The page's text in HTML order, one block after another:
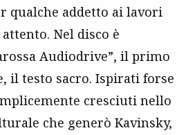
qualche addetto ai lavori
Nel disco è
Audiodrive”, il primo
il testo sacro. Ispirati forse
cresciuti nello
che generò Kavinsky,